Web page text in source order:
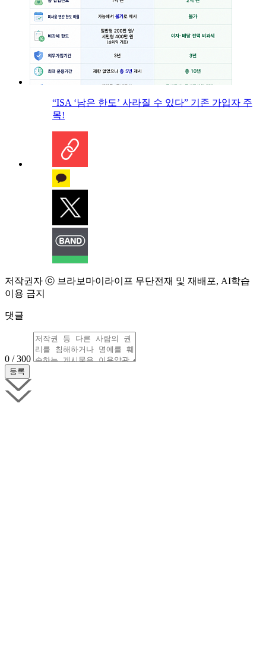
“ISA ‘남은 한도’ 사라질 수 있다” 기존 가입자 주
목!
저작권자 ⓒ 브라보마이라이프 무단전재 및 재배포, AI학습
이용 금지
댓글
0 / 300